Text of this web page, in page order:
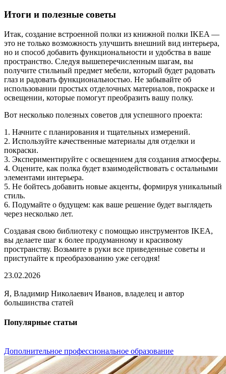
Итоги и полезные советы
Итак, создание встроенной полки из книжной полки IKEA —
это не только возможность улучшить внешний вид интерьера,
но и способ добавить функциональности и удобства в ваше
пространство. Следуя вышеперечисленным шагам, вы
получите стильный предмет мебели, который будет радовать
глаз и радовать функциональностью. Не забывайте об
использовании простых отделочных материалов, покраске и
освещении, которые помогут преобразить вашу полку.
Вот несколько полезных советов для успешного проекта:
1. Начните с планирования и тщательных измерений.
2. Используйте качественные материалы для отделки и
покраски.
3. Экспериментируйте с освещением для создания атмосферы.
4. Оцените, как полка будет взаимодействовать с остальными
элементами интерьера.
5. Не бойтесь добавить новые акценты, формируя уникальный
стиль.
6. Подумайте о будущем: как ваше решение будет выглядеть
через несколько лет.
Создавая свою библиотеку с помощью инструментов IKEA,
вы делаете шаг к более продуманному и красивому
пространству. Возьмите в руки все приведенные советы и
приступайте к преобразованию уже сегодня!
23.02.2026
Я, Владимир Николаевич Иванов, владелец и автор
большинства статей
Популярные статьи
Дополнительное профессиональное образование